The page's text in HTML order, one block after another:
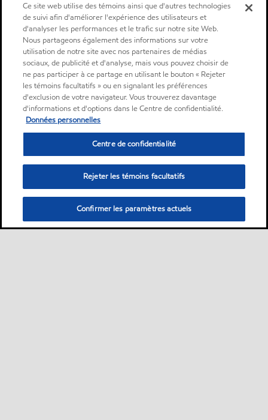
Ce site web utilise des témoins ainsi que d'autres technologies
de suivi afin d'améliorer l'expérience des utilisateurs et
d'analyser les performances et le trafic sur notre site Web.
Nous partageons également des informations sur votre
utilisation de notre site avec nos partenaires de médias
sociaux, de publicité et d'analyse, mais vous pouvez choisir de
ne pas participer à ce partage en utilisant le bouton « Rejeter
les témoins facultatifs » ou en signalant les préférences
d'exclusion de votre navigateur. Vous trouverez davantage
d'informations et d'options dans le Centre de confidentialité.
Données personnelles
Centre de confidentialité
Rejeter les témoins facultatifs
Confirmer les paramètres actuels